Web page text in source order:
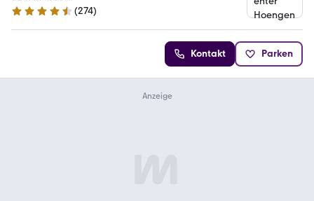
4.5 Sterne
(274)
Kontakt Parken